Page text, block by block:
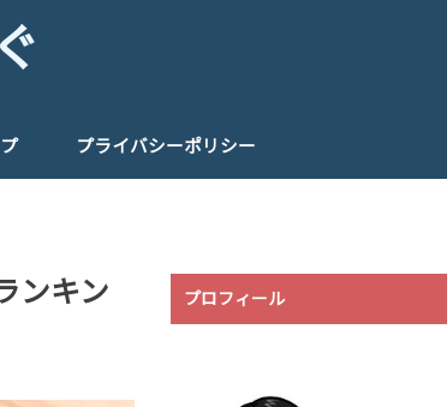
プライバシーポリシー
ンキン
プロフィール